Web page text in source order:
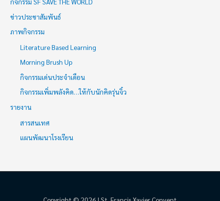
ข่าวประชาสัมพันธ์
ภาพกิจกรรม
Literature Based Learning
Morning Brush Up
กิจกรรมเด่นประจำเดือน
กิจกรรมเพิ่มพลังคิด…ให้กับนักคิดรุ่นจิ๋ว
รายงาน
สารสนเทศ
แผนพัฒนาโรงเรียน